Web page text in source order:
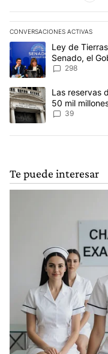
CONVERSACIONES ACTIVAS
Este listado muestra los
Un artículo deLey de
Senado, el
del proyecto
298
Un artículo deLas reservas
50 mil
39